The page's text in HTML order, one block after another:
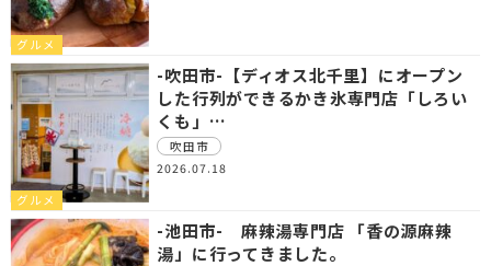
グルメ
グルメ
-吹田市-【ディオス北千里】にオープン
した行列ができるかき氷専門店「しろい
くも」…
吹田市
2026.07.18
-池田市- 麻辣湯専門店 「香の源麻辣
湯」に行ってきました。